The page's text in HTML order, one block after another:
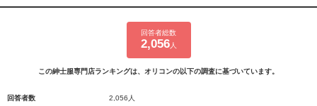
回答者総数
2,056人
この紳士服専門店ランキングは、オリコンの以下の調査に基づいています。
回答者数
2,056人